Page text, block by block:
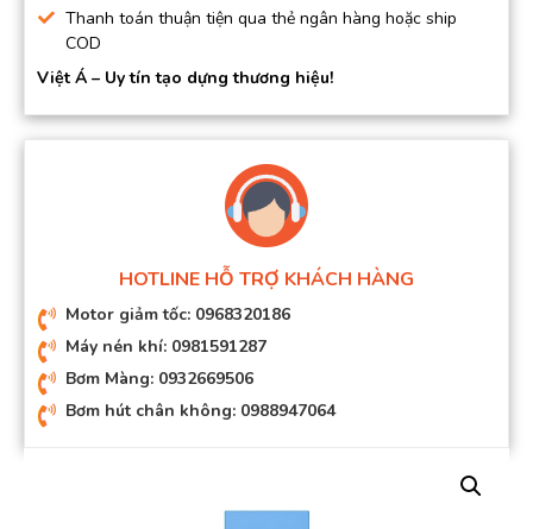
Thanh toán thuận tiện qua thẻ ngân hàng hoặc ship
COD
Việt Á – Uy tín tạo dựng thương hiệu!
HOTLINE HỖ TRỢ KHÁCH HÀNG
Motor giảm tốc: 0968320186
Máy nén khí: 0981591287
Bơm Màng: 0932669506
Bơm hút chân không: 0988947064